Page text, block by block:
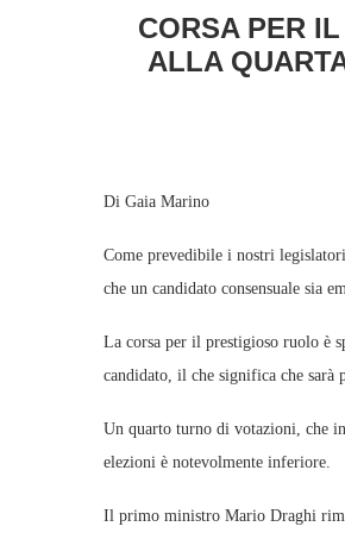
CORSA PER
ALLA
Di Gaia Marino
Come prevedibile i nostri
che un candidato consensuale sia
La corsa per il prestigioso ruolo è
candidato, il che significa che sarà
Un quarto turno di votazioni, che
elezioni è notevolmente inferiore.
Il primo ministro Mario Draghi